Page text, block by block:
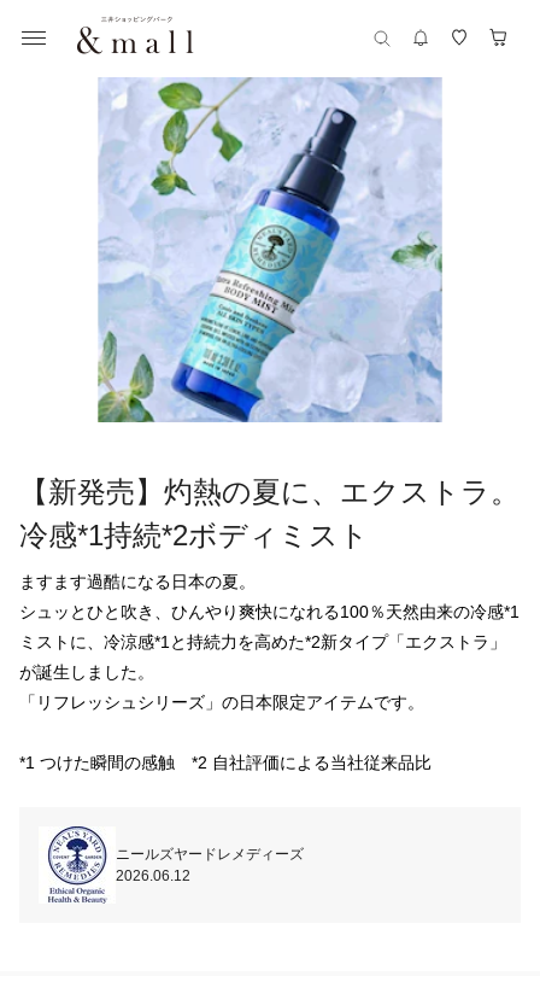
【新発売】灼熱の夏に、エクストラ。
冷感*1持続*2ボディミスト
ますます過酷になる日本の夏。
シュッとひと吹き、ひんやり爽快になれる100％天然由来の冷感*1
ミストに、冷涼感*1と持続力を高めた*2新タイプ「エクストラ」
が誕生しました。
「リフレッシュシリーズ」の日本限定アイテムです。
*1 つけた瞬間の感触　*2 自社評価による当社従来品比
ニールズヤードレメディーズ
2026.06.12